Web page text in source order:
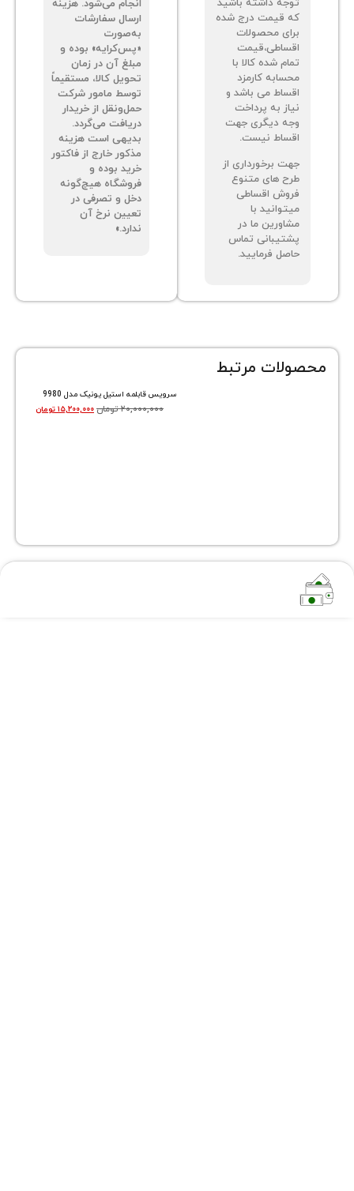
داشته باشید
قیمت درج شده
شده کالا با
می باشد و
به پرداخت
دیگری جهت
برخورداری از
های متنوع
تماس
انجام می‌شود. هزینه
ارسال سفارشات
«پس‌کرایه» بوده و
مبلغ آن در زمان
تحویل کالا، مستقیماً
توسط مامور شرکت
حمل‌ونقل از خریدار
دریافت می‌گردد.
بدیهی است هزینه
مذکور خارج از فاکتور
فروشگاه هیچ‌گونه
دخل و تصرفی در
مرتبط
سرویس قابلمه استیل یونیک مدل 9980
تومان ۱۵,۲۰۰,۰۰۰ تومان